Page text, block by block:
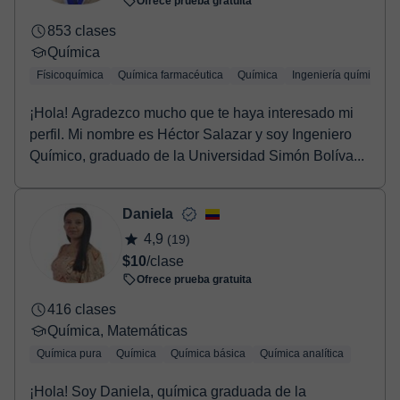
853 clases
Química
Físicoquímica Química farmacéutica Química Ingeniería química
¡Hola! Agradezco mucho que te haya interesado mi
perfil. Mi nombre es Héctor Salazar y soy Ingeniero
Químico, graduado de la Universidad Simón Bolíva...
Daniela
4,9 (19)
$10/clase
Ofrece prueba gratuita
416 clases
Química, Matemáticas
Química pura Química Química básica Química analítica
¡Hola! Soy Daniela, química graduada de la